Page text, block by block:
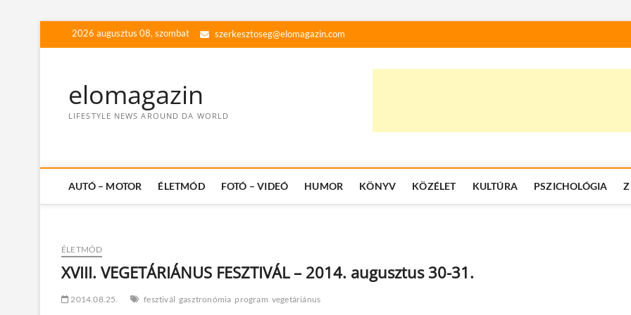
2026 augusztus 08, szombat szerkesztoseg@elomagazin.com
elomagazin
LIFESTYLE NEWS AROUND DA WORLD
AUTÓ – MOTOR ÉLETMÓD FOTÓ – VIDEÓ HUMOR KÖNYV KÖZÉLET KULTÚRA PSZICHOLÓGIA
ÉLETMÓD
XVIII. VEGETÁRIÁNUS FESZTIVÁL – 2014. augusztus 30-31.
2014.08.25. fesztivál gasztronómia program vegetáriánus